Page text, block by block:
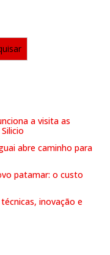
a visita as
abre caminho para
patamar: o custo
inovação e